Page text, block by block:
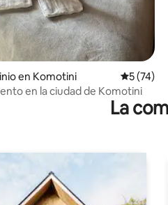
en Komotini
5 (74)
en la ciudad de Komotini
La